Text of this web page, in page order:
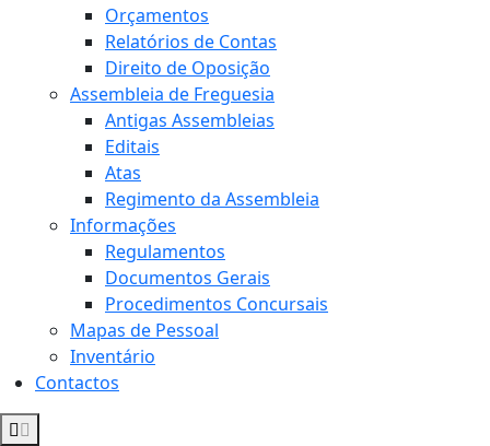
Orçamentos
Relatórios de Contas
Direito de Oposição
Assembleia de Freguesia
Antigas Assembleias
Editais
Atas
Regimento da Assembleia
Informações
Regulamentos
Documentos Gerais
Procedimentos Concursais
Mapas de Pessoal
Inventário
Contactos